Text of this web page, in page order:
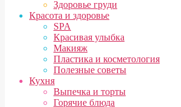
Здоровье груди
Красота и здоровье
SPA
Красивая улыбка
Макияж
Пластика и косметология
Полезные советы
Кухня
Выпечка и торты
Горячие блюда